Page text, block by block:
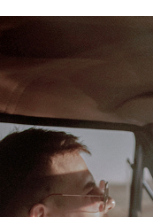
LR
samlinger
Mobile